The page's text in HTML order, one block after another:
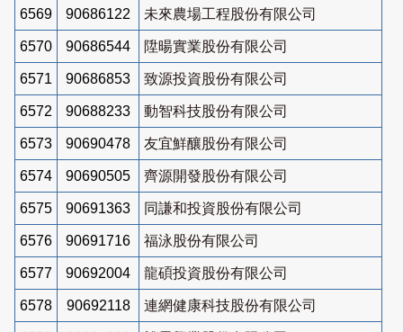
6569 90686122 未來農場工程股份有限公司
6570 90686544 陞暘實業股份有限公司
6571 90686853 致源投資股份有限公司
6572 90688233 動智科技股份有限公司
6573 90690478 友宜鮮釀股份有限公司
6574 90690505 齊源開發股份有限公司
6575 90691363 同謙和投資股份有限公司
6576 90691716 福泳股份有限公司
6577 90692004 龍碩投資股份有限公司
6578 90692118 連網健康科技股份有限公司